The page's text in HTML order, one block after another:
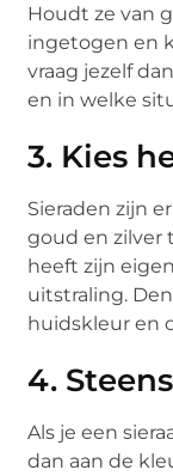
Houdt ze van
ingetogen en
vraag jezelf
en in welke
3. Kies
Sieraden zijn
goud en zilver
heeft zijn
uitstraling.
huidskleur en
4.
Als je een
dan aan de